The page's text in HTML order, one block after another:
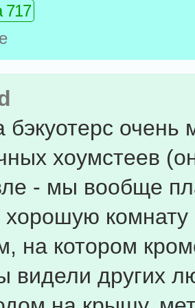
717
бэкуотерс очень
хоумстеев
- мы вообще
хорошую комнату
на котором
видели других